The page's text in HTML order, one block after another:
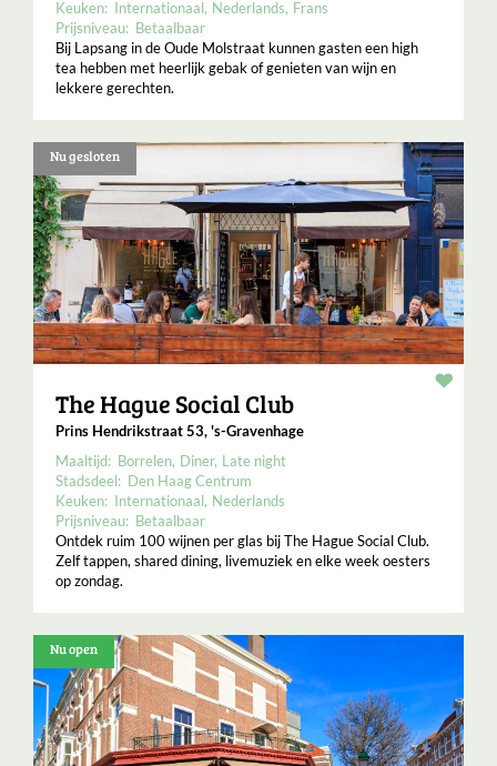
Keuken: Internationaal Nederlands Frans
Prijsniveau: Betaalbaar
Bij Lapsang in de Oude Molstraat kunnen gasten een high
tea hebben met heerlijk gebak of genieten van wijn en
lekkere gerechten.
Nu gesloten
The Hague Social Club
Prins Hendrikstraat 53, 's-Gravenhage
Maaltijd: Borrelen Diner Late night
Stadsdeel: Den Haag Centrum
Keuken: Internationaal Nederlands
Prijsniveau: Betaalbaar
Ontdek ruim 100 wijnen per glas bij The Hague Social Club.
Zelf tappen, shared dining, livemuziek en elke week oesters
op zondag.
Nu open